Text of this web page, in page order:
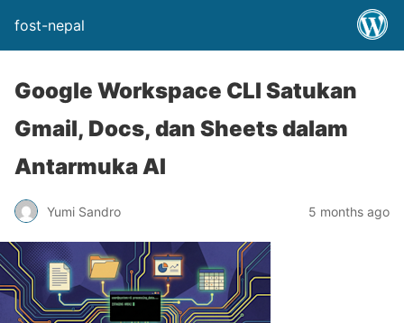
fost-nepal
Google Workspace CLI Satukan
Gmail, Docs, dan Sheets dalam
Antarmuka AI
Yumi Sandro 5 months ago